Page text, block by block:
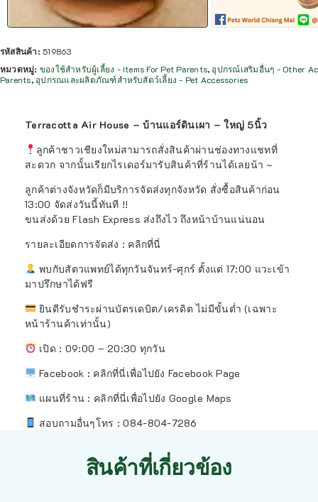
รหัสสินค้า: 519863
หมวดหมู่: ของใช้สำหรับผู้เลี้ยง - Items For Pet Parents, อุปกรณ์เสริมอื่นๆ - Other
Parents, อุปกรณและผลิตภัณฑ์สำหรับสัตว์เลี้ยง - Pet Accessories
Terracotta Air House – บ้านแอร์ดินเผา – ใหญ่ 5นิ้ว
ลูกค้าชาวเชียงใหม่สามารถสั่งสินค้าผ่านช่องทางแชทที่
สะดวก จากนั้นเรียกไรเดอร์มารับสินค้าที่ร้านได้เลยน้า ~
ลูกค้าต่างจังหวัดก็มีบริการจัดส่งทุกจังหวัด สั่งซื้อสินค้าก่อน
13:00 จัดส่งวันนี้ทันที !!
ขนส่งด้วย Flash Express ส่งถึงไว ถึงหน้าบ้านแน่นอน
รายละเอียดการจัดส่ง : คลิกที่นี่
พบกับสัตวแพทย์ได้ทุกวันจันทร์-ศุกร์ ตั้งแต่ 17:00 แวะเข้า
มาปรึกษาได้ฟรี
ยินดีรับชำระผ่านบัตรเดบิต/เครดิต ไม่มีขั้นต่ำ (เฉพาะ
หน้าร้านค้าเท่านั้น)
เปิด : 09:00 – 20:30 ทุกวัน
Facebook : คลิกที่นี่เพื่อไปยัง Facebook Page
แผนที่ร้าน : คลิกที่นี่เพื่อไปยัง Google Maps
สอบถามอื่นๆโทร : 084-804-7286
สินค้าที่เกี่ยวข้อง